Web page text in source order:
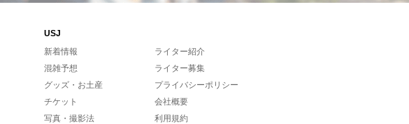
USJ
新着情報
混雑予想
グッズ・お土産
チケット
写真・撮影法
ライター紹介
ライター募集
プライバシーポリシー
会社概要
利用規約